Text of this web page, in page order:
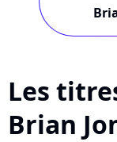
Les
Brian